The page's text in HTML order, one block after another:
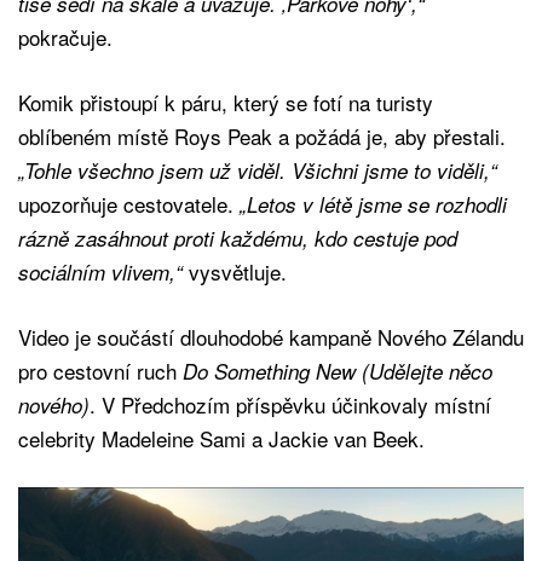
pokračuje.
Komik přistoupí k páru, který se fotí na turisty
oblíbeném místě Roys Peak a požádá je, aby přestali.
„Tohle všechno jsem už viděl. Všichni jsme to viděli,“
upozorňuje cestovatele. „Letos v létě jsme se rozhodli
rázně zasáhnout proti každému, kdo cestuje pod
sociálním vlivem,“vysvětluje.
Video je součástí dlouhodobé kampaně Nového Zélandu
pro cestovní ruch Do Something New (Udělejte něco
nového). V Předchozím příspěvku účinkovaly místní
celebrity Madeleine Sami a Jackie van Beek.